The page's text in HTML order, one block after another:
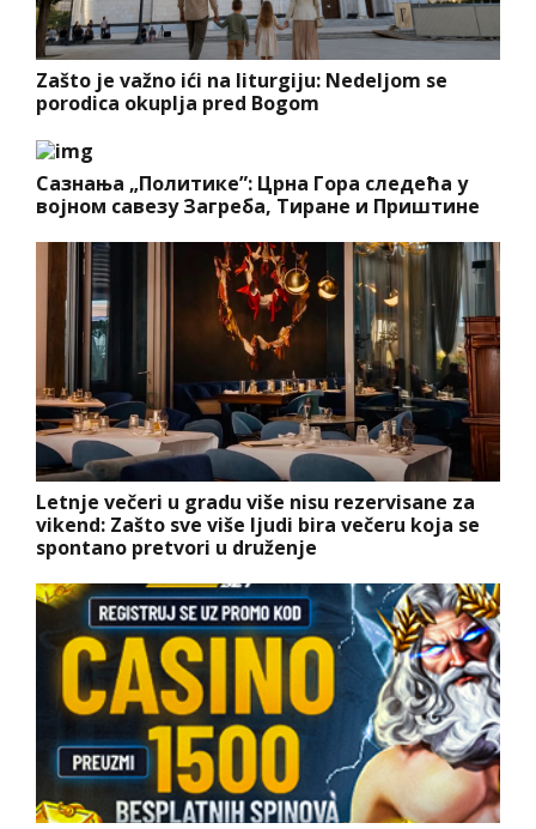
Zašto je važno ići na liturgiju: Nedeljom se
porodica okuplja pred Bogom
Сазнања „Политике”: Црна Гора следећа у
војном савезу Загреба, Тиране и Приштине
Letnje večeri u gradu više nisu rezervisane za
vikend: Zašto sve više ljudi bira večeru koja se
spontano pretvori u druženje